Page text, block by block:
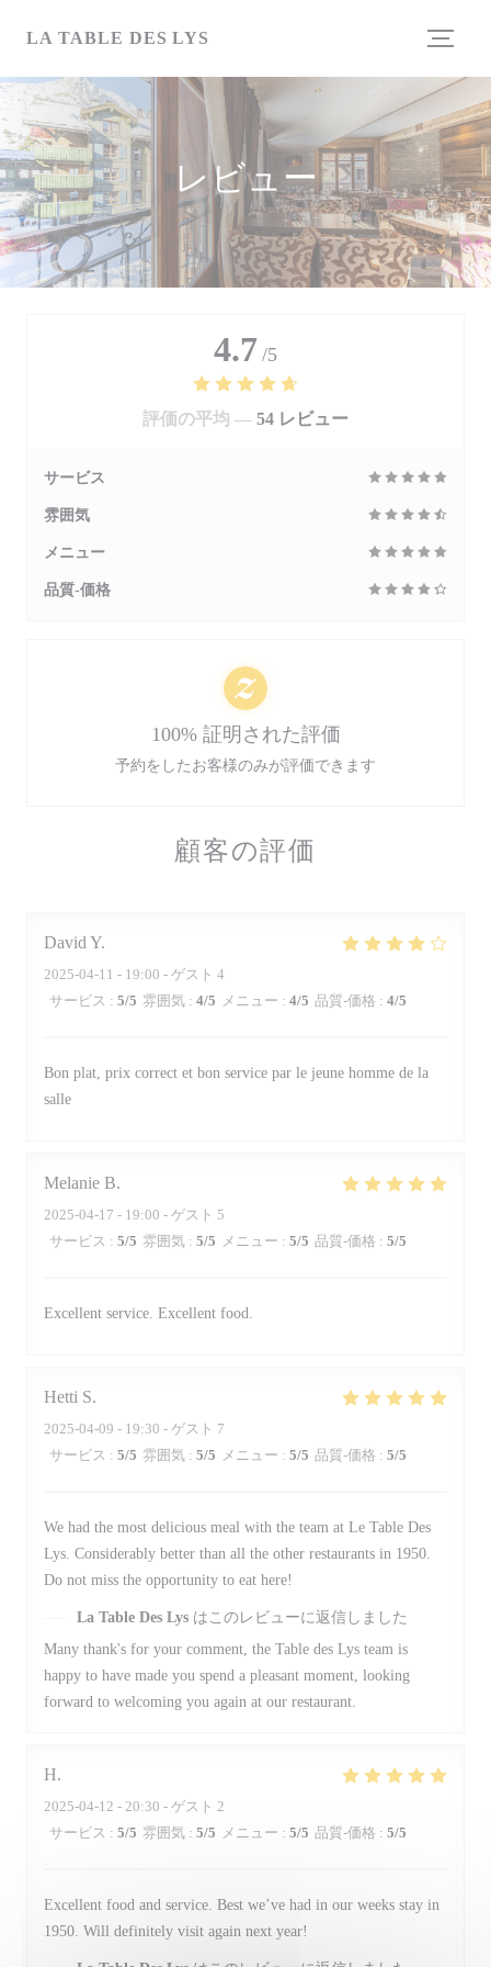
LA TABLE DES LYS
レビュー
顧客の評価
David Y
2025-04-11 - 19:00 - ゲスト 4
サービス : 5/5 雰囲気 : 4/5 メニュー : 4/5 品質-価格 : 4/5
Bon plat, prix correct et bon service par le jeune homme de la
salle
Melanie B
2025-04-17 - 19:00 - ゲスト 5
サービス : 5/5 雰囲気 : 5/5 メニュー : 5/5 品質-価格 : 5/5
Excellent service. Excellent food.
Hetti S
2025-04-09 - 19:30 - ゲスト 7
サービス : 5/5 雰囲気 : 5/5 メニュー : 5/5 品質-価格 : 5/5
We had the most delicious meal with the team at Le Table Des
Lys. Considerably better than all the other restaurants in 1950.
Do not miss the opportunity to eat here!
La Table Des Lys はこのレビューに返信しました
Many thank's for your comment, the Table des Lys team is
happy to have made you spend a pleasant moment, looking
forward to welcoming you again at our restaurant.
H
2025-04-12 - 20:30 - ゲスト 2
サービス : 5/5 雰囲気 : 5/5 メニュー : 5/5 品質-価格 : 5/5
Excellent food and service. Best we’ve had in our weeks stay in
1950. Will definitely visit again next year!
4.7 /5
評価の平均 — 54 レビュー
サービス
雰囲気
メニュー
品質-価格
100% 証明された評価
予約をしたお客様のみが評価できます